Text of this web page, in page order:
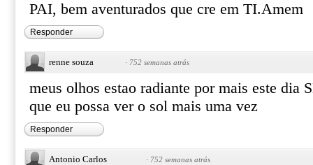
PAI, bem aventurados que cre em TI.Amem
Responder
renne souza · 752 semanas atrás
meus olhos estao radiante por mais este dia
que eu possa ver o sol mais uma vez
Responder
Antonio Carlos · 752 semanas atrás